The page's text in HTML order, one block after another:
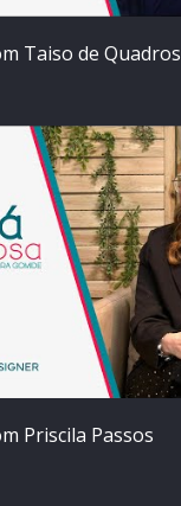
Taiso de Quadros
Priscila Passos